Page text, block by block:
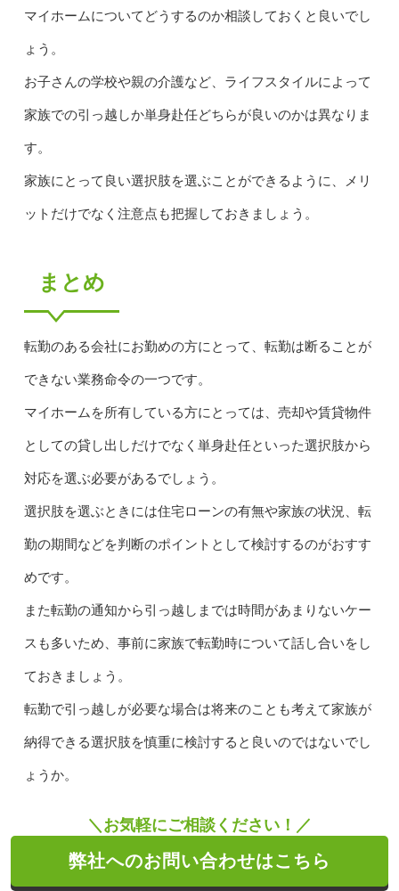
マイホームについてどうするのか相談しておくと良いでし
ょう。
お子さんの学校や親の介護など、ライフスタイルによって
家族での引っ越しか単身赴任どちらが良いのかは異なりま
す。
家族にとって良い選択肢を選ぶことができるように、メリ
ットだけでなく注意点も把握しておきましょう。
まとめ
転勤のある会社にお勤めの方にとって、転勤は断ることが
できない業務命令の一つです。
マイホームを所有している方にとっては、売却や賃貸物件
としての貸し出しだけでなく単身赴任といった選択肢から
対応を選ぶ必要があるでしょう。
選択肢を選ぶときには住宅ローンの有無や家族の状況、転
勤の期間などを判断のポイントとして検討するのがおすす
めです。
また転勤の通知から引っ越しまでは時間があまりないケー
スも多いため、事前に家族で転勤時について話し合いをし
ておきましょう。
転勤で引っ越しが必要な場合は将来のことも考えて家族が
納得できる選択肢を慎重に検討すると良いのではないでし
ょうか。
＼お気軽にご相談ください！／
弊社へのお問い合わせはこちら